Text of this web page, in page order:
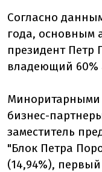
Согласно
года, основным
президент Петр
владеющий
Миноритарными
бизнес-
заместитель
"Блок Петра
(14,94%), первый